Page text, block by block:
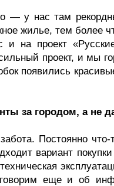
— у нас там
жилье, тем более
и на проект
проект, и мы
появились
за городом, а не
Постоянно что-
вариант
еще и об